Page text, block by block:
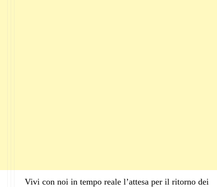
Vivi con noi in tempo reale l’attesa per il ritorno dei